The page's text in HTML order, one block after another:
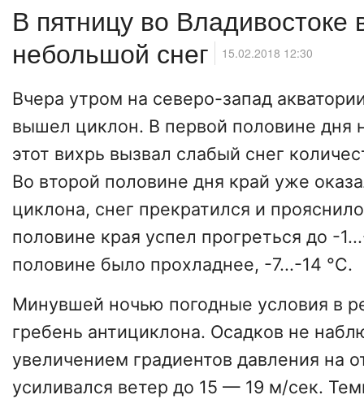
В пятницу во Владивостоке
небольшой снег
15.02.2018 12:30
Вчера утром на северо-запад
вышел циклон. В первой половине дня
этот вихрь вызвал слабый снег
Во второй половине дня край уже
циклона, снег прекратился и
половине края успел прогреться до -
половине было прохладнее, -7...-14 °С.
Минувшей ночью погодные условия в
гребень антициклона. Осадков не
увеличением градиентов давления на
усиливался ветер до 15 — 19 м/сек.